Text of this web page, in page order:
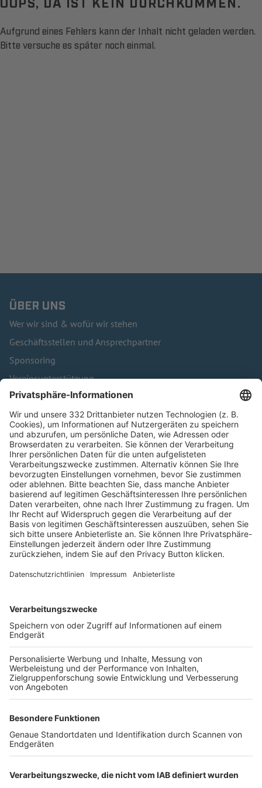
Aufgrund eines Fehlers kann der Inhalt nicht geladen werden.
Bitte versuche es später noch einmal.
ÜBER UNS
Wer wir sind & wofür wir stehen
Geschäftsstellen und Ansprechpartner
Sponsoring
Vereinsunterstützung
Infothek
Kontakt
HÄUFIG BESUCHTE SEITEN
Pässe und Vereinswechsel
Trainerausbildung
Schulungsangebot Vereinsmitarbeiter
BFV-Geschäftsstellen
Trainerbörse
Login SpielPlus
TOP-VEREINE
TOP-PARTNER